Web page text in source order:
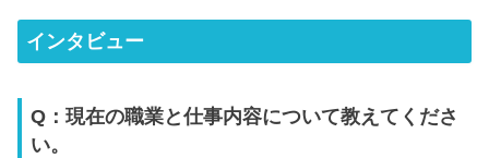
インタビュー
Q：現在の職業と仕事内容について教えてくださ
い。